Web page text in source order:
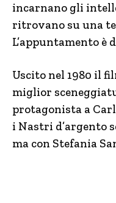
incarnano gli
ritrovano su una
L’appuntamento è
Uscito nel 1980 il
miglior
protagonista a
i Nastri d’argento
ma con Stefania